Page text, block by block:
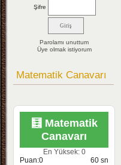
Şifre
Parolamı unuttum
Üye olmak istiyorum
Matematik Canavarı
🧮 Matematik
Canavarı
En Yüksek: 0
Puan:0 60 sn